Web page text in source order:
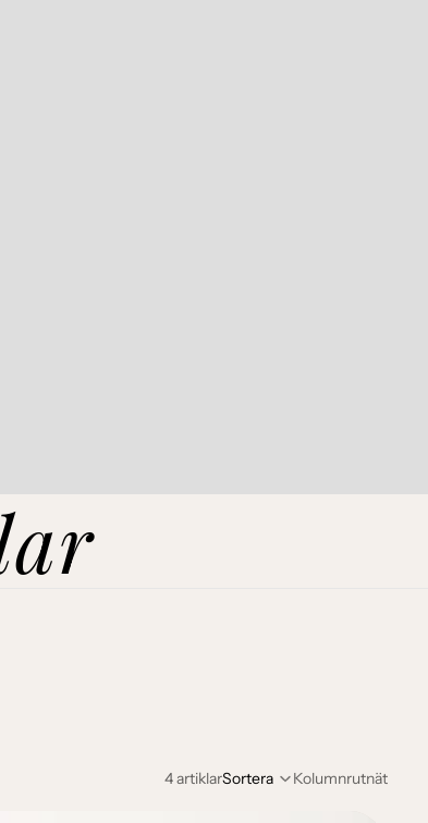
4 artiklarSortera Kolumnrutnät